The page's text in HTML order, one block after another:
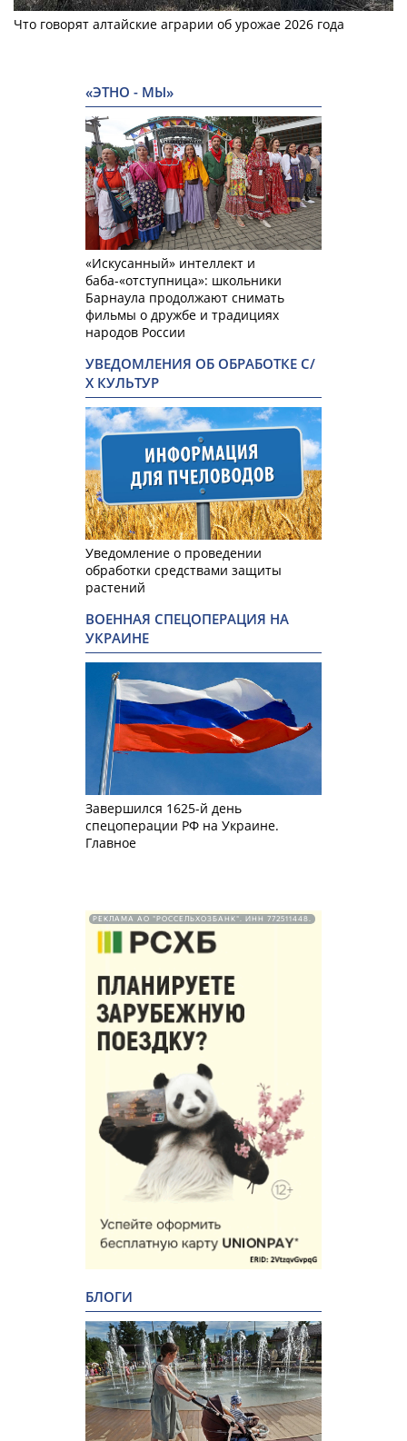
Что говорят алтайские аграрии об урожае 2026 года
«ЭТНО - МЫ»
«Искусанный» интеллект и
баба-«отступница»: школьники
Барнаула продолжают снимать
фильмы о дружбе и традициях
народов России
УВЕДОМЛЕНИЯ ОБ ОБРАБОТКЕ С/
Х КУЛЬТУР
Уведомление о проведении
обработки средствами защиты
растений
ВОЕННАЯ СПЕЦОПЕРАЦИЯ НА
УКРАИНЕ
Завершился 1625-й день
спецоперации РФ на Украине.
Главное
РЕКЛАМА АО "РОССЕЛЬХОЗБАНК". ИНН 772511448.
БЛОГИ